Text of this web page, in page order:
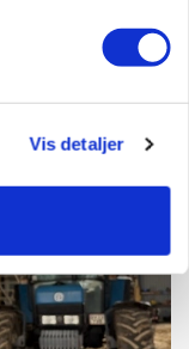
Vis detaljer